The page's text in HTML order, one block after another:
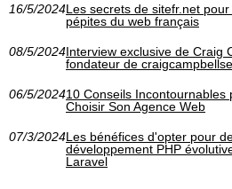
16/5/2024Les secrets de sitefr.net
pépites du web français
08/5/2024Interview exclusive de Craig
fondateur de
06/5/202410 Conseils Incontournables
Choisir Son Agence Web
07/3/2024Les bénéfices d'opter pour
développement PHP
Laravel